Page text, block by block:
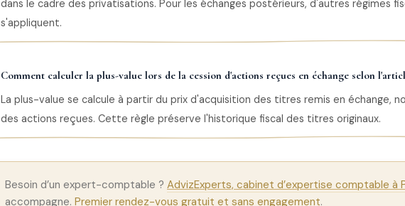
dans le cadre des privatisations. Pour les échanges postérieurs, d'autres régimes
s'appliquent.
Comment calculer la plus-value lors de la cession d'actions reçues en échange selon
La plus-value se calcule à partir du prix d'acquisition des titres remis en échange,
des actions reçues. Cette règle préserve l'historique fiscal des titres originaux.
Besoin d’un expert-comptable ? AdvizExperts, cabinet d’expertise comptable à
accompagne. Premier rendez-vous gratuit et sans engagement.